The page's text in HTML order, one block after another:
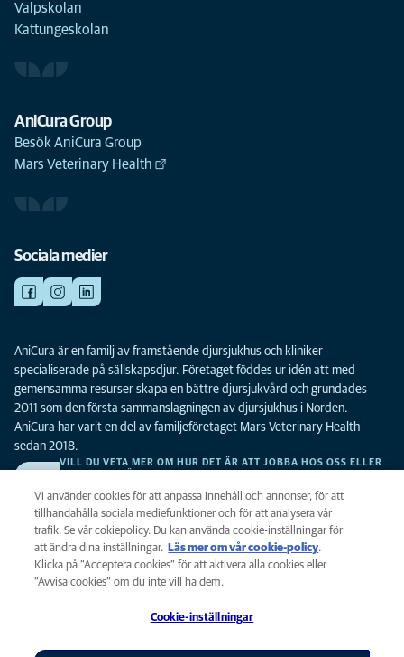
Valpskolan
Kattungeskolan
AniCura Group
Besök AniCura Group
Mars Veterinary Health
Sociala medier
AniCura är en familj av framstående djursjukhus och kliniker
specialiserade på sällskapsdjur. Företaget föddes ur idén att med
gemensamma resurser skapa en bättre djursjukvård och grundades
2011 som den första sammanslagningen av djursjukhus i Norden.
AniCura har varit en del av familjeföretaget Mars Veterinary Health
sedan 2018.
VILL DU VETA MER OM HUR DET ÄR ATT JOBBA HOS OSS ELLER
Integritet
Legalt
Global Human Rights
Vi använder cookies för att anpassa innehåll och annonser, för att
tillhandahålla sociala mediefunktioner och för att analysera vår
trafik. Se vår cokiepolicy. Du kan använda cookie-inställningar för
att ändra dina inställningar.
Läs mer om vår cookie-policy(opens in a
new tab)
.
Klicka på ”Acceptera cookies” för att aktivera alla cookies eller
”Avvisa cookies” om du inte vill ha dem.
Cookie-inställningar